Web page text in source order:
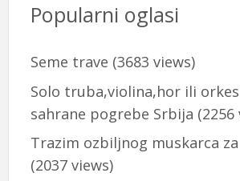
Popularni oglasi
Seme trave (3683 views)
Solo truba,violina,hor ili
sahrane pogrebe Srbija (2256
Trazim ozbiljnog muskarca
(2037 views)